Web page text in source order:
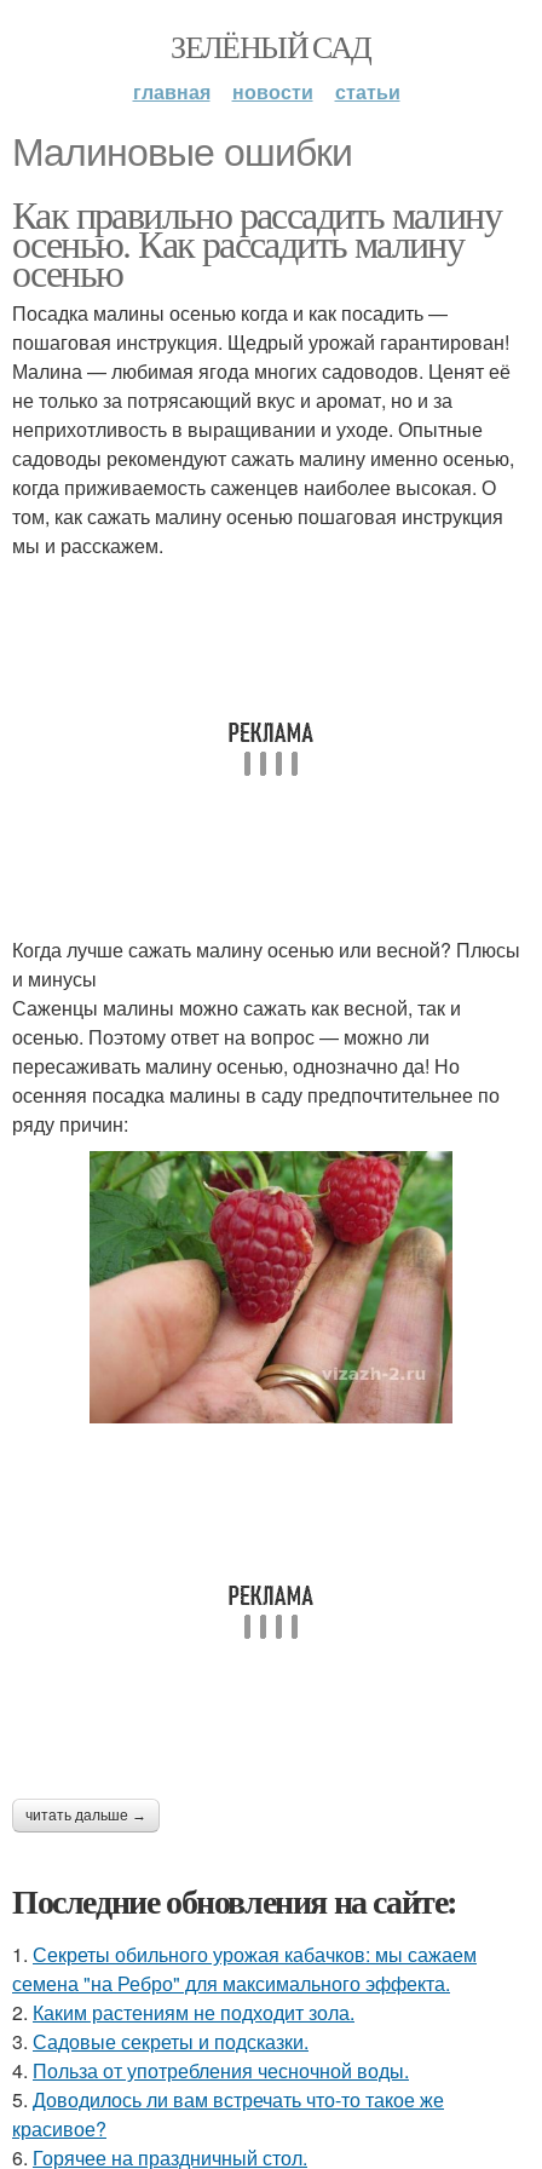
ЗЕЛЁНЫЙ САД
главная новости статьи
Малиновые ошибки
Как правильно рассадить малину
осенью. Как рассадить малину
осенью
Посадка малины осенью когда и как посадить —
пошаговая инструкция. Щедрый урожай гарантирован!
Малина — любимая ягода многих садоводов. Ценят её
не только за потрясающий вкус и аромат, но и за
неприхотливость в выращивании и уходе. Опытные
садоводы рекомендуют сажать малину именно осенью,
когда приживаемость саженцев наиболее высокая. О
том, как сажать малину осенью пошаговая инструкция
мы и расскажем.
Когда лучше сажать малину осенью или весной? Плюсы
и минусы
Саженцы малины можно сажать как весной, так и
осенью. Поэтому ответ на вопрос — можно ли
пересаживать малину осенью, однозначно да! Но
осенняя посадка малины в саду предпочтительнее по
ряду причин:
читать дальше →
Последние обновления на сайте:
1. Секреты обильного урожая кабачков: мы сажаем
семена "на Ребро" для максимального эффекта.
2. Каким растениям не подходит зола.
3. Садовые секреты и подсказки.
4. Польза от употребления чесночной воды.
5. Доводилось ли вам встречать что-то такое же
красивое?
6. Горячее на праздничный стол.